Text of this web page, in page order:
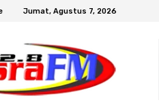
Jumat, Agustus 7, 2026